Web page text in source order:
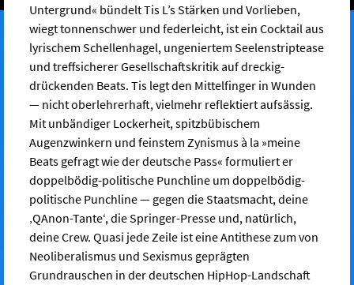
Untergrund« bündelt Tis L’s Stärken und Vorlieben,
wiegt tonnenschwer und federleicht, ist ein Cocktail aus
lyrischem Schellenhagel, ungeniertem Seelenstriptease
und treffsicherer Gesellschaftskritik auf dreckig-
drückenden Beats. Tis legt den Mittelfinger in Wunden
— nicht oberlehrerhaft, vielmehr reflektiert aufsässig.
Mit unbändiger Lockerheit, spitzbübischem
Augenzwinkern und feinstem Zynismus à la »meine
Beats gefragt wie der deutsche Pass« formuliert er
doppelbödig-politische Punchline um doppelbödig-
politische Punchline — gegen die Staatsmacht, deine
‚QAnon-Tante‘, die Springer-Presse und, natürlich,
deine Crew. Quasi jede Zeile ist eine Antithese zum von
Neoliberalismus und Sexismus geprägten
Grundrauschen in der deutschen HipHop-Landschaft